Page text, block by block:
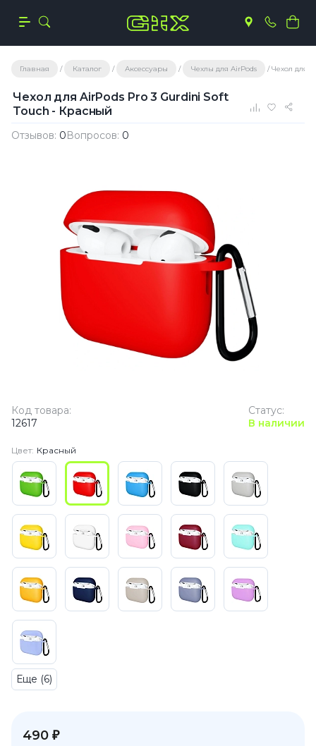
Главная Каталог Аксессуары Чехлы для AirPods Чехол для
Чехол для AirPods Pro 3 Gurdini Soft
Touch - Красный
Отзывов: 0Вопросов: 0
Статус:
В наличии
Код товара:
12617
Цвет: Красный
Еще (6)
490 ₽